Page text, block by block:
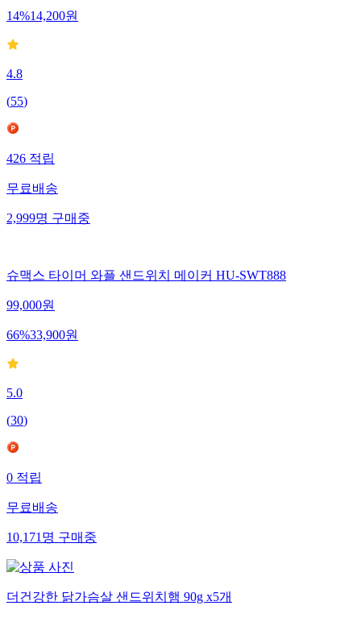
14%14,200원
4.8
(55)
426 적립
무료배송
2,999명 구매중
슈맥스 타이머 와플 샌드위치 메이커 HU-SWT888
99,000원
66%33,900원
5.0
(30)
0적립
무료배송
10,171명구매중
더건강한 닭가슴살 샌드위치햄 90g x5개